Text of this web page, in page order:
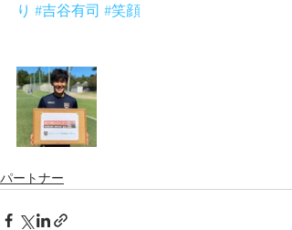
り #吉谷有司 #笑顔
パートナー